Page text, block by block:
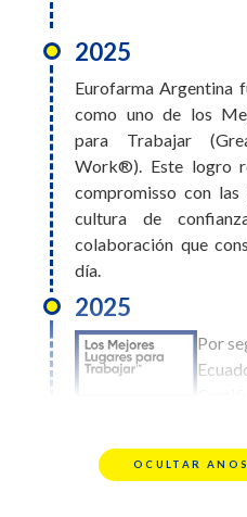
Este
el compromiso de
2026
Eurofarma
Uruguay alcanzó
Mejores Lugares
2025
Eurofarma Argentina
como uno de los
para Trabajar
Work®). Este logro
compromisso con
cultura de
colaboración que
día.
2025
Por
nuestro compromiso
OCULTAR